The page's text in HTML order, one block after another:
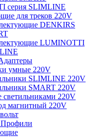
серия SLIMLINE
для треков 220V
DENKIRS
LUMINOTTI
умные 220V
SLIMLINE 220V
SMART 220V
светильниками 220V
магнитный 220V